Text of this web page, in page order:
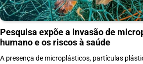
Pesquisa expõe a invasão de
humano e os riscos à saúde
A presença de microplásticos, partículas